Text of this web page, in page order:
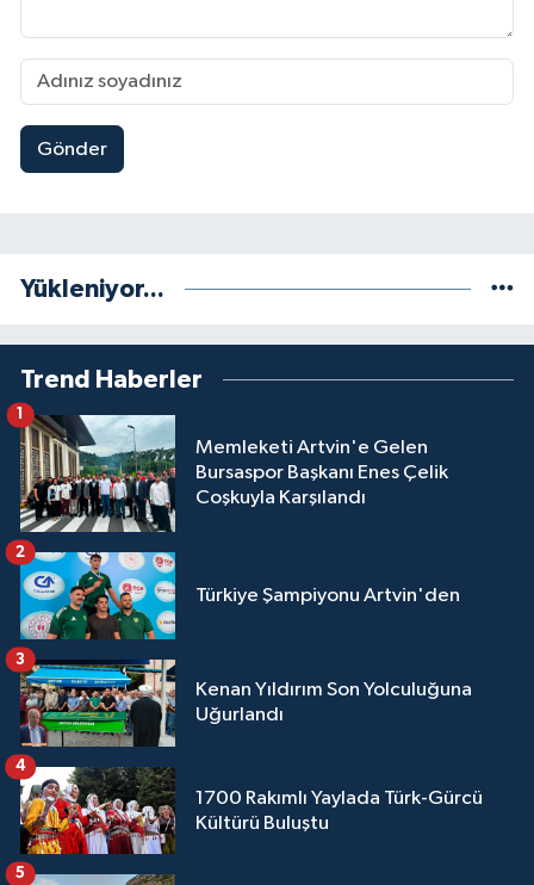
Gönder
Yükleniyor...
Trend Haberler
Memleketi Artvin'e Gelen
Bursaspor Başkanı Enes Çelik
Coşkuyla Karşılandı
Türkiye Şampiyonu Artvin'den
2
Kenan Yıldırım Son Yolculuğuna
Uğurlandı
3
1700 Rakımlı Yaylada Türk-Gürcü
Kültürü Buluştu
4
5